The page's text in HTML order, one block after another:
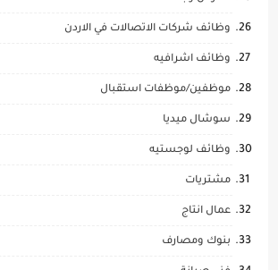
وظائف شركات الاتصالات في الاردن
وظائف اشرافيه
موظفين/موظفات استقبال
سوشال ميديا
وظائف لوجستيه
مشتريات
عمال انتاج
بنوك ومصارف